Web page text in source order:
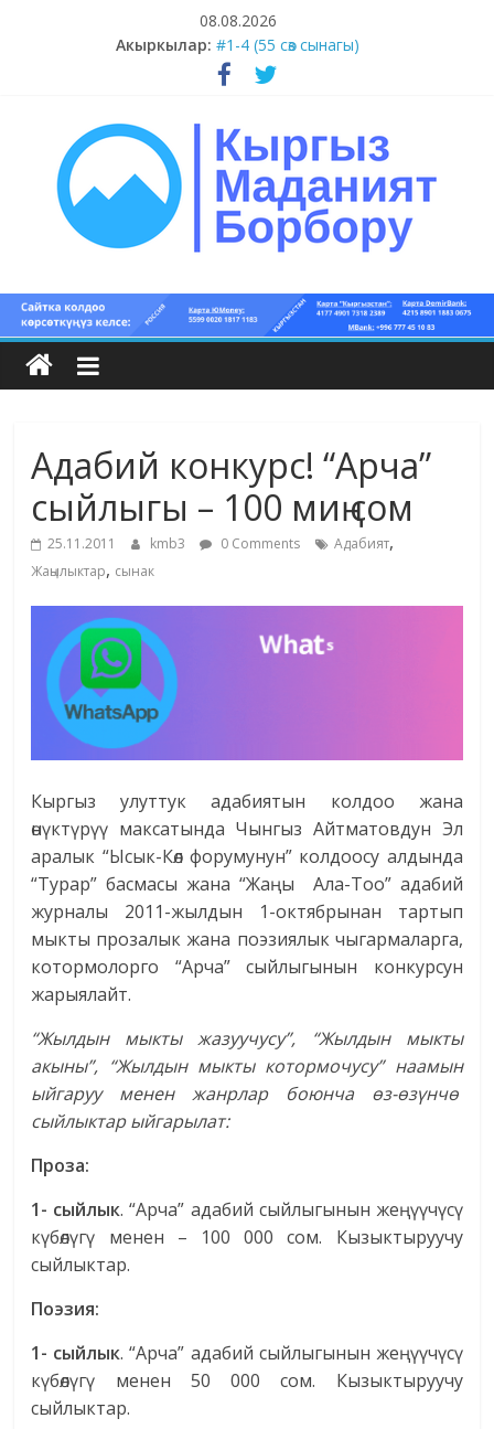
08.08.2026
Акыркылар:
#5-8 (55 сөз сынагы)
#1-4 (55 сөз сынагы)
#13-14 (55 сөз сынагы)
Кыргыз
маданият
Кыргыз
маданияты
жана
адабияты
Адабий конкурс! “Арча”
сыйлыгы – 100 миң сом
25.11.2011 kmb3 0 Comments Адабият,
Жаңылыктар, сынак
Кыргыз улуттук адабиятын колдоо жана
өнүктүрүү максатында Чынгыз Айтматовдун Эл
аралык “Ысык-Көл форумунун” колдоосу алдында
“Турар” басмасы жана “Жаңы Ала-Тоо” адабий
журналы 2011-жылдын 1-октябрынан тартып
мыкты прозалык жана поэзиялык чыгармаларга,
котормолорго “Арча” сыйлыгынын конкурсун
жарыялайт.
“Жылдын мыкты жазуучусу”, “Жылдын мыкты
акыны”, “Жылдын мыкты котормочусу” наамын
ыйгаруу менен жанрлар боюнча өз-өзүнчө
сыйлыктар ыйгарылат:
Проза:
1- сыйлык. “Арча” адабий сыйлыгынын жеңүүчүсү
күбөлүгү менен – 100 000 сом. Кызыктыруучу
сыйлыктар.
Поэзия:
1- сыйлык. “Арча” адабий сыйлыгынын жеңүүчүсү
күбөлүгү менен 50 000 сом. Кызыктыруучу
сыйлыктар.